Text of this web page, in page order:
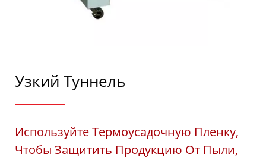
Узкий Туннель
Используйте Термоусадочную Пленку,
Чтобы Защитить Продукцию От Пыли,